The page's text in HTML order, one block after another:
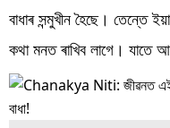
শিক্ষা
খেল
জীৱনশৈলী
বাধাৰ সন্মুখীন হৈছে। তেন্তে
কথা মনত ৰাখিব লাগে। যাতে